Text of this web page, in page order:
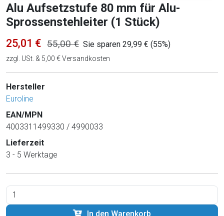
Alu Aufsetzstufe 80 mm für Alu-
Sprossenstehleiter (1 Stück)
25,01 € 55,00 € Sie sparen 29,99 € (55%)
zzgl. USt. & 5,00 € Versandkosten
Hersteller
Euroline
EAN/MPN
4003311499330 / 4990033
Lieferzeit
3 - 5 Werktage
In den Warenkorb